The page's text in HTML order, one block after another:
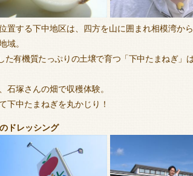
置する下中地区は、四方を山に囲まれ相模湾か
域。
た有機質たっぷりの土壌で育つ「下中たまねぎ」
石塚さんの畑で収穫体験。
下中たまねぎを丸かじり！
ドレッシング